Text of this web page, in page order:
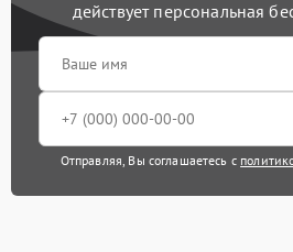
действует персональная
Отправляя, Вы соглашаетесь с